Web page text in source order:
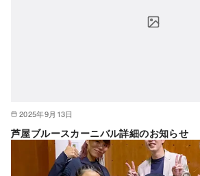
2025年9月13日
芦屋ブルースカーニバル詳細のお知らせ